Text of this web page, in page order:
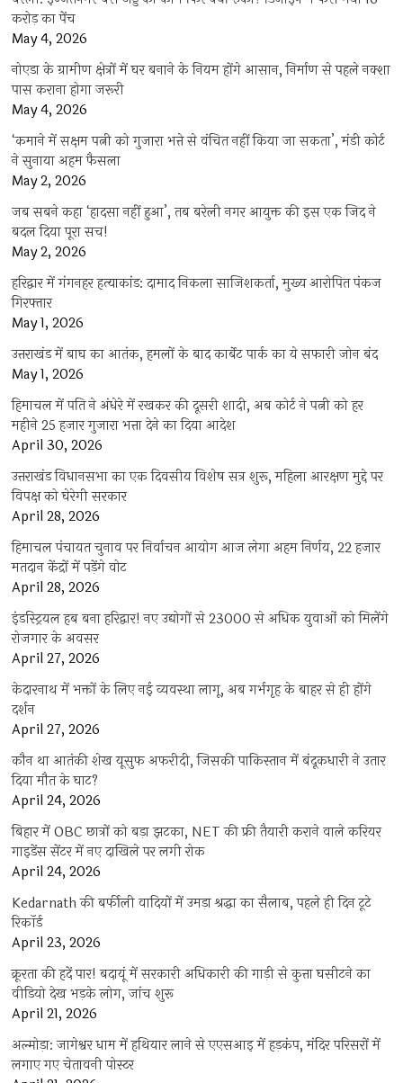
करोड़ का पेंच
May 4, 2026
नोएडा के ग्रामीण क्षेत्रों में घर बनाने के नियम होंगे आसान, निर्माण से पहले नक्शा
पास कराना होगा जरूरी
May 4, 2026
‘कमाने में सक्षम पत्नी को गुजारा भत्ते से वंचित नहीं किया जा सकता’, मंडी कोर्ट
ने सुनाया अहम फैसला
May 2, 2026
जब सबने कहा ‘हादसा नहीं हुआ’, तब बरेली नगर आयुक्त की इस एक जिद ने
बदल दिया पूरा सच!
May 2, 2026
हरिद्वार में गंगनहर हत्याकांड: दामाद निकला साजिशकर्ता, मुख्य आरोपित पंकज
गिरफ्तार
May 1, 2026
उत्तराखंड में बाघ का आतंक, हमलों के बाद कार्बेट पार्क का ये सफारी जोन बंद
May 1, 2026
हिमाचल में पति ने अंधेरे में रखकर की दूसरी शादी, अब कोर्ट ने पत्नी को हर
महीने 25 हजार गुजारा भत्ता देने का दिया आदेश
April 30, 2026
उत्तराखंड विधानसभा का एक दिवसीय विशेष सत्र शुरू, महिला आरक्षण मुद्दे पर
विपक्ष को घेरेगी सरकार
April 28, 2026
हिमाचल पंचायत चुनाव पर निर्वाचन आयोग आज लेगा अहम निर्णय, 22 हजार
मतदान केंद्रों में पड़ेंगे वोट
April 28, 2026
इंडस्ट्रियल हब बना हरिद्वार! नए उद्योगों से 23000 से अधिक युवाओं को मिलेंगे
रोजगार के अवसर
April 27, 2026
केदारनाथ में भक्तों के लिए नई व्यवस्था लागू, अब गर्भगृह के बाहर से ही होंगे
दर्शन
April 27, 2026
कौन था आतंकी शेख यूसुफ अफरीदी, जिसकी पाकिस्तान में बंदूकधारी ने उतार
दिया मौत के घाट?
April 24, 2026
बिहार में OBC छात्रों को बड़ा झटका, NET की फ्री तैयारी कराने वाले करियर
गाइडेंस सेंटर में नए दाखिले पर लगी रोक
April 24, 2026
Kedarnath की बर्फीली वादियों में उमड़ा श्रद्धा का सैलाब, पहले ही दिन टूटे
रिकॉर्ड
April 23, 2026
क्रूरता की हदें पार! बदायूं में सरकारी अधिकारी की गाड़ी से कुत्ता घसीटने का
वीडियो देख भड़के लोग, जांच शुरू
April 21, 2026
अल्मोड़ा: जागेश्वर धाम में हथियार लाने से एएसआइ में हड़कंप, मंदिर परिसरों में
लगाए गए चेतावनी पोस्टर